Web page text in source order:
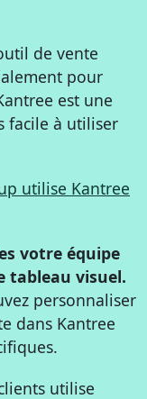
de vente
pour
est une
facile à utiliser
utilise Kantree
votre équipe
tableau visuel.
personnaliser
dans Kantree
utilise